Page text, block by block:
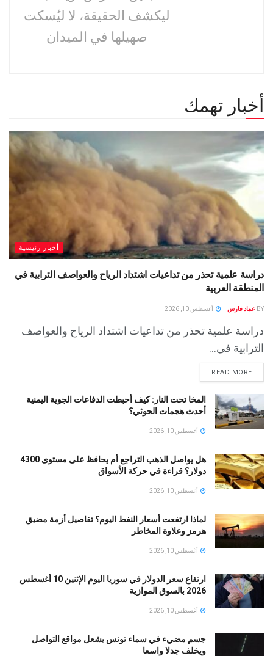
ليكشف الحقيقة، لا ليُسكت
صهيلها في الميدان
أخبار تهمك
أخبار رئيسية
دراسة علمية تحذر من تداعيات اشتداد الرياح والعواصف الترابية في
المنطقة العربية
BY عماد فارس أغسطس 10, 2026
دراسة علمية تحذر من تداعيات اشتداد الرياح والعواصف
الترابية في...
READ MORE
المخا تحت النار: كيف أحبطت الدفاعات الجوية اليمنية
أحدث هجمات الحوثي؟
أغسطس 10, 2026
هل يواصل الذهب التراجع أم يحافظ على مستوى 4300
دولار؟ قراءة في حركة الأسواق
أغسطس 10, 2026
لماذا ارتفعت أسعار النفط اليوم؟ تفاصيل أزمة مضيق
هرمز وعلاوة المخاطر
أغسطس 10, 2026
ارتفاع سعر الدولار في سوريا اليوم الإثنين 10 أغسطس
2026 بالسوق الموازية
أغسطس 10, 2026
جسم مضيء في سماء تونس يشعل مواقع التواصل
ويخلف جدلا واسعا